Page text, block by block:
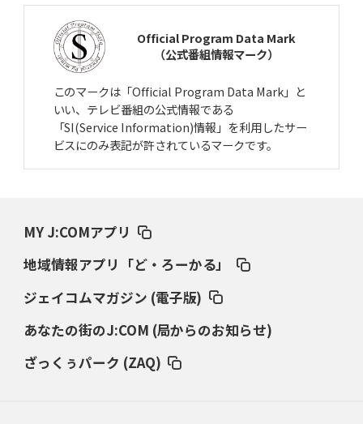
Official Program Data Mark
（公式番組情報マーク）
このマークは「Official Program Data Mark」と
いい、テレビ番組の公式情報である
「SI(Service Information)情報」を利用したサー
ビスにのみ表記が許されているマークです。
MY J:COMアプリ
地域情報アプリ「ど・ろーかる」
ジェイコムマガジン (電子版)
あなたの街のJ:COM (局からのお知らせ)
ざっくぅパーク (ZAQ)